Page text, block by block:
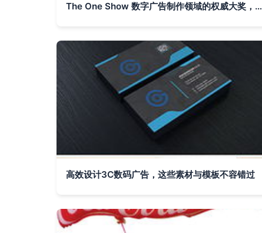
The One Show 数字广告制作领域的权威大奖，1月26日截止报名
高效设计3C数码广告，这些素材与模板不容错过